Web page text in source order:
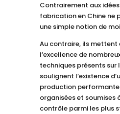
Contrairement aux
fabrication en Chine ne
une simple notion de
Au contraire, ils mettent
l’excellence de
techniques présents sur
soulignent l’existence
production
organisées et soumises
contrôle parmi les plus